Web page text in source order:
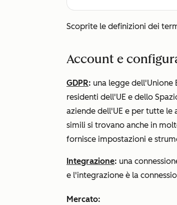
Scoprite le definizioni dei
Account e
GDPR: una legge dell'Unione
residenti dell'UE e dello
aziende dell'UE e per tutte le
simili si trovano anche in
fornisce impostazioni e
Integrazione: una
e l'integrazione è la
Mercato: